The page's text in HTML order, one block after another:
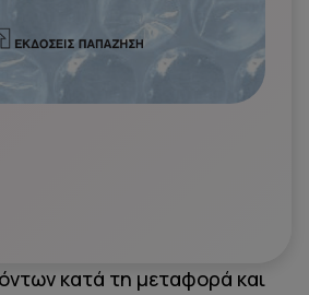
κατά τη μεταφορά και